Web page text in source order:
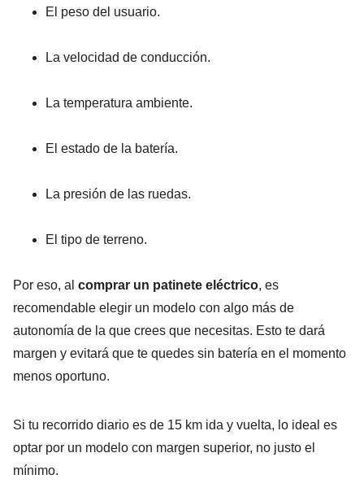
El peso del usuario.
La velocidad de conducción.
La temperatura ambiente.
El estado de la batería.
La presión de las ruedas.
El tipo de terreno.
Por eso, al comprar un patinete eléctrico, es
recomendable elegir un modelo con algo más de
autonomía de la que crees que necesitas. Esto te dará
margen y evitará que te quedes sin batería en el momento
menos oportuno.
Si tu recorrido diario es de 15 km ida y vuelta, lo ideal es
optar por un modelo con margen superior, no justo el
mínimo.